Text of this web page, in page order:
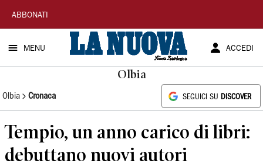
La
Nuova
Sardegna
ABBONATI
MENU ACCEDI
Olbia
Olbia Cronaca SEGUICI SU DISCOVER
Tempio, un anno carico di libri:
debuttano nuovi autori